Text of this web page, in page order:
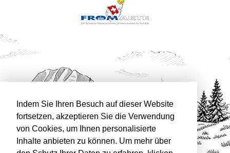
Indem Sie Ihren Besuch auf dieser Website
fortsetzen, akzeptieren Sie die Verwendung
von Cookies, um Ihnen personalisierte
Inhalte anbieten zu können. Um mehr über